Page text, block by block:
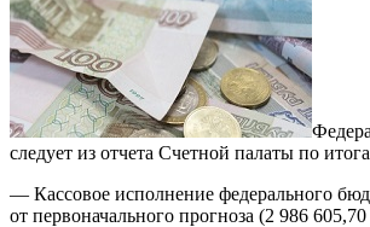
следует из отчета Счетной палаты по
— Кассовое исполнение федерального
от первоначального прогноза (2 986